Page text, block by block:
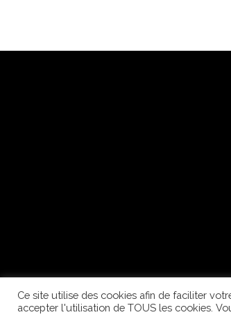
Ce site utilise des cookies afin de faciliter
accepter l'utilisation de TOUS les cookies.